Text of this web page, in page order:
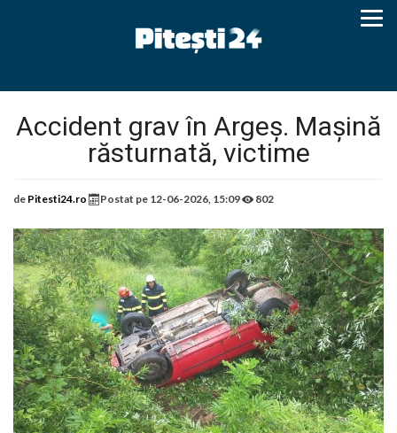
Accident grav în Argeș. Mașină
răsturnată, victime
de Pitesti24.ro Postat pe 12-06-2026, 15:09 802